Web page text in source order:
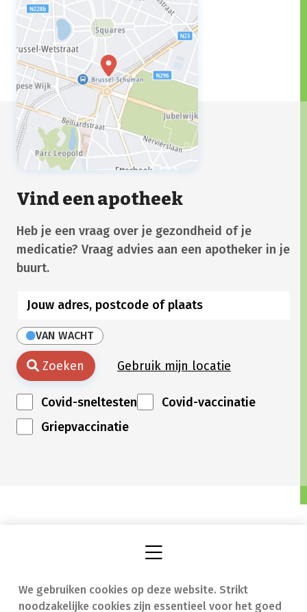
We gebruiken cookies op deze website. Strikt
noodzakelijke cookies zijn essentieel voor het goed
voedselvoorkeuren waarnemen, spierpijn
hebben of extra gevoelig zijn voor
bepaalde geuren en geluiden.
Vind een apotheek
Heb je een vraag over je gezondheid of je
medicatie? Vraag advies aan een apotheker in je
buurt.
VAN WACHT
Zoeken Gebruik mijn locatie
Covid-sneltesten
Covid-vaccinatie
Griepvaccinatie
Vind een apotheek In geval van nood